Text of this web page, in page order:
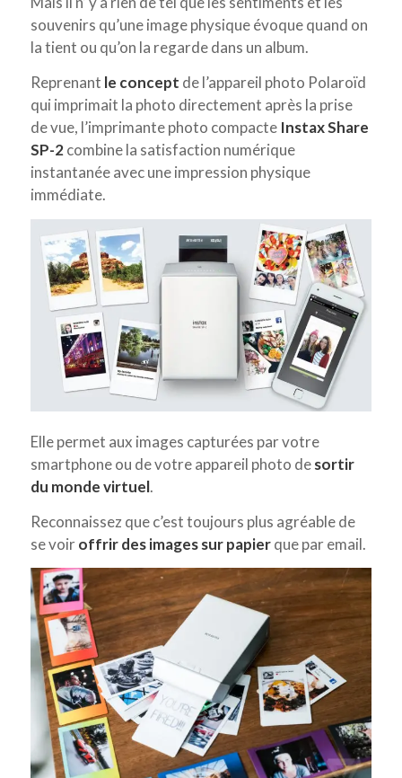
souvenirs qu’une image physique évoque quand on
la tient ou qu’on la regarde dans un album.
Reprenant le concept de l’appareil photo Polaroïd
qui imprimait la photo directement après la prise
de vue, l’imprimante photo compacte Instax Share
SP-2combine la satisfaction numérique
instantanée avec une impression physique
immédiate.
Elle permet aux images capturées par votre
smartphone ou de votre appareil photo desortir
du monde virtuel.
Reconnaissez que c’est toujours plus agréable de
se voiroffrir des images sur papierque par email.